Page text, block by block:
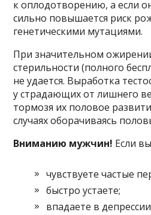
к оплодотворению, а если
сильно повышается риск
генетическими мутациями.
При значительном
стерильности (полного
не удается. Выработка
у страдающих от лишнего
тормозя их половое
случаях оборачиваясь
Вниманию мужчин! Если
чувствуете частые
быстро устаете;
впадаете в